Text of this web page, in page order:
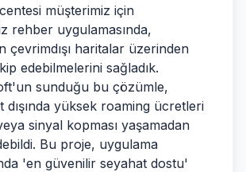
müşterimiz için
rehber uygulamasında,
çevrimdışı haritalar üzerinden
edebilmelerini sağladık.
sunduğu bu çözümle,
yüksek roaming ücretleri
sinyal kopması yaşamadan
Bu proje, uygulama
'en güvenilir seyahat dostu'